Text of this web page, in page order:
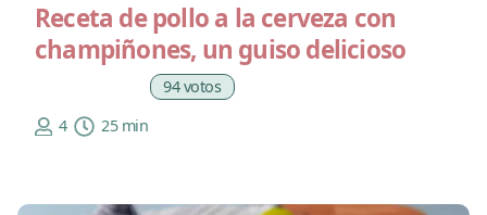
Receta de pollo a la cerveza con
champiñones, un guiso delicioso
94 votos
4
25 min